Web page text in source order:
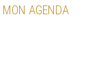
AGENDA